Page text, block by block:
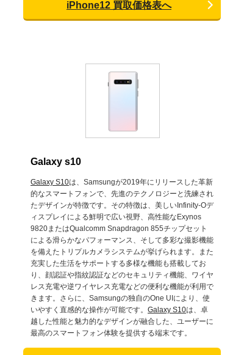
iPhone12 買取価格表へ
Galaxy s10
Galaxy S10は、Samsungが2019年にリリースした革新
的なスマートフォンで、先進のテクノロジーと洗練され
たデザインが特徴です。その特徴は、美しいInfinity-Oデ
ィスプレイによる鮮明で広い視野、高性能なExynos
9820またはQualcomm Snapdragon 855チップセット
による滑らかなパフォーマンス、そして多彩な撮影機能
を備えたトリプルカメラシステムが挙げられます。また
充実した生活をサポートする多様な機能も搭載してお
り、顔認証や指紋認証などのセキュリティ機能、ワイヤ
レス充電や逆ワイヤレス充電などの便利な機能が利用で
きます。さらに、Samsungの独自のOne UIにより、使
いやすく直感的な操作が可能です。 Galaxy S10は、卓
越した性能と魅力的なデザインが融合した、ユーザーに
最高のスマートフォン体験を提供する端末です。